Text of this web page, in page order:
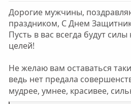
Дорогие мужчины,
праздником, С Днем
Пусть в вас всегда будут
целей!
Не желаю вам оставаться
ведь нет предала
мудрее, умнее, красивее,